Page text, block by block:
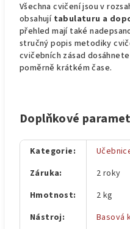
Všechna cvičení jsou v
obsahují tabulaturu a
přehled mají také
stručný popis metodiky
cvičebních zásad
poměrně krátkém čase.
Doplňkové
Kategorie:
Záruka:
2 roky
Hmotnost:
2 kg
Nástroj: Basová